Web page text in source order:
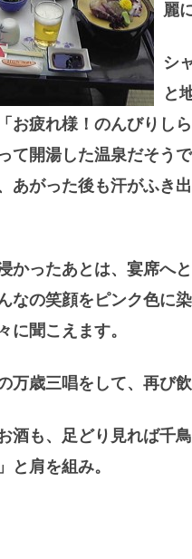
麗
シ
と
お疲れ様！のんびりし
て開湯した温泉だそう
あがった後も汗がふき
かったあとは、宴席へ
なの笑顔をピンク色に
に聞こえます。
万歳三唱をして、再び飲
酒も、足どり見れば千鳥
と肩を組み。